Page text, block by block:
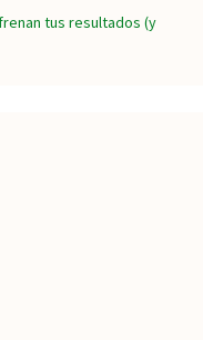
tus resultados (y